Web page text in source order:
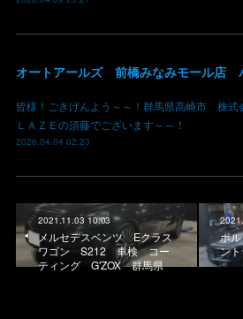
皆様！ごきげんよう～～！群馬県高崎市 株式
ＬＡＺＥの須藤でございます～～！
2026.04.04 02:23
2021.11.03 10:03
メルセデスベンツ Eクラス
ワゴン S212 車検 コー
ティング G'ZOX 群馬県
ポ
ン